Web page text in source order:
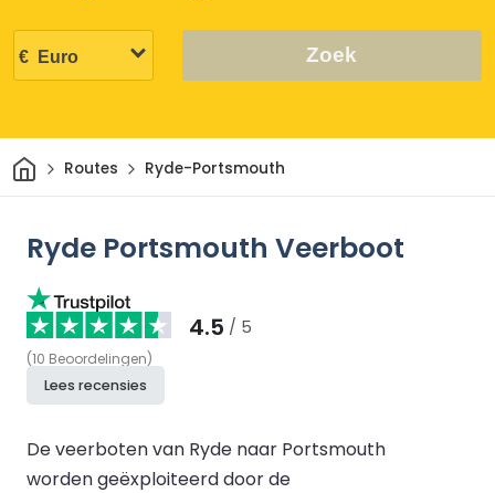
Zoek
ThuisRoutes Ryde-Portsmouth
Ryde Portsmouth Veerboot
4.5 / 5
(10 Beoordelingen)
Lees recensies
De veerboten van Ryde naar Portsmouth
worden geëxploiteerd door de